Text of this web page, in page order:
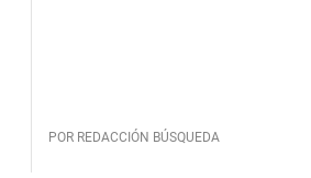
POR REDACCIÓN BÚSQUEDA